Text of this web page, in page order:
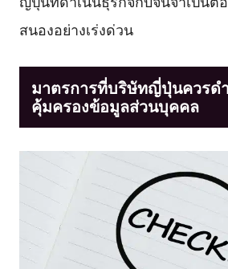
สนองอย่างเร่งด่วน
มาตรการที่บริษัทญี่ปุ่นควรด
คุ้มครองข้อมูลส่วนบุคคล